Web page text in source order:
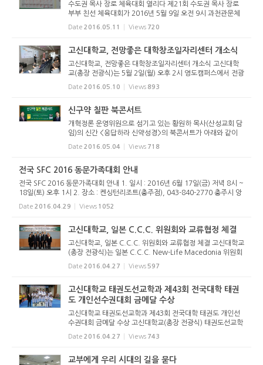
수도권 목사 장로 체육대회 열리다 제21회 수도권 목사 장로
부부 친선 체육대회가 2016년 5월 9일 오전 9시 과천관문체
육공원에서 수도권장로회 협의회 주최로 열렸다. 이 대회에는
수도권에 위치한 남서울노회, 경기노회, 경인노회, 서경노회,
Date 2016.05.11 Views 720
고신대학교, 전망좋은 대학창조일자리센터 개소식
고신대학교, 전망좋은 대학창조일자리센터 개소식 고신대학
교(총장 전광식)는 5월 2일(월) 오후 2시 영도캠퍼스에서 전광
식 총장, 송문현 부산고용노동청장, 김기영 부산시일자리경제
본부장 등 내외빈을 비롯한 학생 약 1,000여명이 참석한 가운
Date 2016.05.10 Views 893
신구약 칠판 북콘서트
개혁정론 운영위원으로 섬기고 있는 황원하 목사(산성교회 담
임)의 신간 <응답하라 신약성경>의 북콘서트가 아래와 같이
열린다. 일시: 2016년 5월 9일(월) 저녁 7시 30분 장소: 예수
가족교회 소망홀 (서울시 마포구 합정동 소재) <응답하라 신약
Date 2016.05.04 Views 718
전국 SFC 2016 동문가족대회 안내
전국 SFC 2016 동문가족대회 안내 1. 일시 : 2016년 6월 17일(금) 저녁 8시 ~
18일(토) 오후 1시 2. 장소 : 켄싱턴리조트(충주점), 043-840-2770 충주시 앙
성면 산전장수1길 103(충주시 앙성면 돈산리 155-1) 3. 참가비 : 개인 개인+자
녀1 부부 부부+자녀1 부...
Date 2016.04.29 Views 1052
고신대학교, 일본 C.C.C. 위원회와 교류협정 체결
고신대학교, 일본 C.C.C. 위원회와 교류협정 체결 고신대학교
(총장 전광식)는 일본 C.C.C. New-Life Macedonia 위원회
(위원장 오까야마 아쯔히코)와 4월 14일(목) 오전 10시 고신
대학교 섬김관 국제회의실에서 일본 큐슈지역의 복음화와 선
Date 2016.04.27 Views 597
고신대학교 태권도선교학과 제43회 전국대학 태권
도 개인선수권대회 금메달 수상
고신대학교 태권도선교학과 제43회 전국대학 태권도 개인선
수권대회 금메달 수상 고신대학교(총장 전광식) 태권도선교학
과(학과장 이정기)는 지난 4월 15일(금)~22일(금) 8일간 개
최된 ‘제43회 전국대학 태권도 개인선수권대회’에서 1위 금메
Date 2016.04.27 Views 743
교부에게 우리 시대의 길을 묻다